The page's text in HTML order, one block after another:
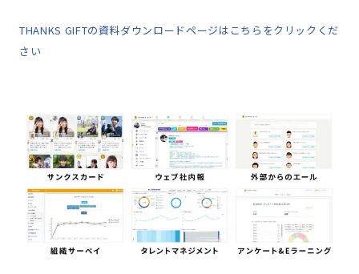
THANKS GIFTの資料ダウンロードページはこちらをクリックくだ
さい